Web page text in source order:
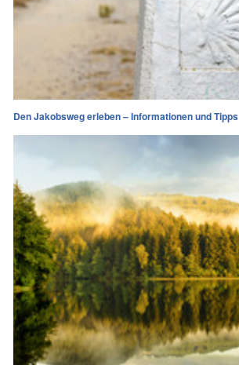
Den Jakobsweg erleben – Informationen und Tipps